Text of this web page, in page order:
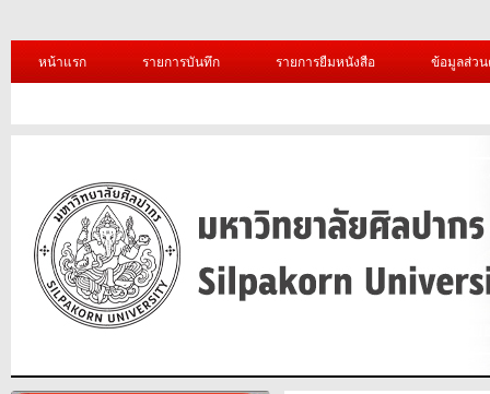
หน้าแรก รายการบันทึก รายการยืมหนังสือ ข้อมูลส่ว